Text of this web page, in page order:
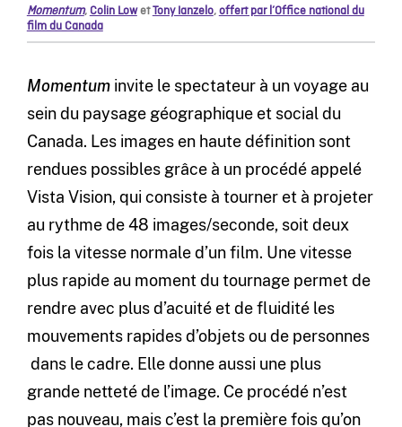
Momentum, Colin LowetTony Ianzelo,offert par l’Office national du
film du Canada
Momentuminvite le spectateur à un voyage au
sein du paysage géographique et social du
Canada. Les images en haute définition sont
rendues possibles grâce à un procédé appelé
Vista Vision, qui consiste à tourner et à projeter
au rythme de 48 images/seconde, soit deux
fois la vitesse normale d’un film. Une vitesse
plus rapide au moment du tournage permet de
rendre avec plus d’acuité et de fluidité les
mouvements rapides d’objets ou de personnes
dans le cadre. Elle donne aussi une plus
grande netteté de l’image. Ce procédé n’est
pas nouveau, mais c’est la première fois qu’on